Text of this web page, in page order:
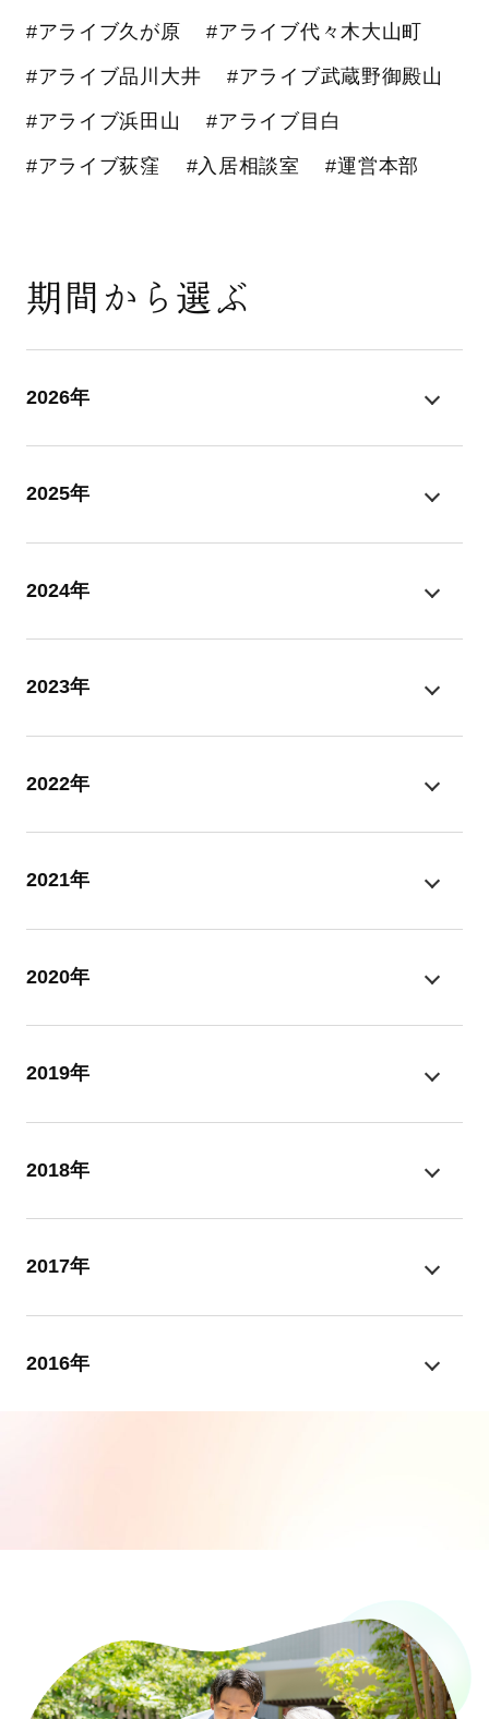
#アライブ久が原 #アライブ代々木大山町
#アライブ品川大井 #アライブ武蔵野御殿山
#アライブ浜田山 #アライブ目白
#アライブ荻窪 #入居相談室 #運営本部
期間から選ぶ
2026年
2025年
2024年
2023年
2022年
2021年
2020年
2019年
2018年
2017年
2016年